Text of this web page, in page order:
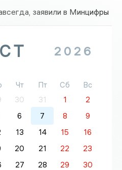
заявили в Минцифры
2026
Чт Пт Сб
Вс
30 31 1
2
6 7 8
9
13 14 15
16
20 21 22
23
27 28 29
30